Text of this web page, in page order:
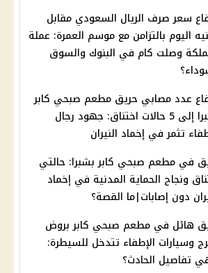
سعر صرف الريال السعودي مقابل
اليوم بالتزامن مع موسم العمرة: عملة
وصلت كام في البنوك والسوق
عدد مصابي حريق مطعم صبحي كابر
بشبرا إلى 5 حالات اختناق: جهود رجال
تثمر في إخماد النيران
في مطعم صبحي كابر بشبرا: حالتي
ونجاح الحماية المدنية في إخماد
دون إصابات|ما القصة؟
هائل في مطعم صبحي كابر بروض
وسيارات الإطفاء تتدخل للسيطرة:
تفاصيل الحادث؟